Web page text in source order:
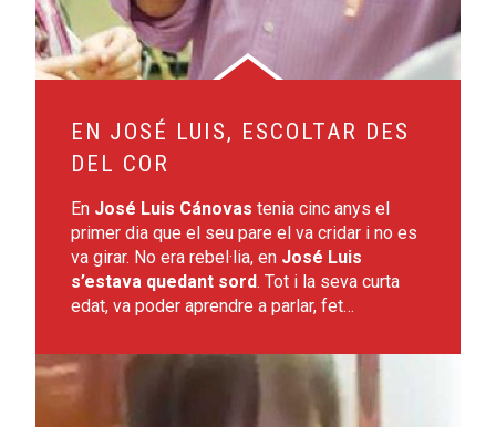
EN JOSÉ LUIS, ESCOLTAR DES
DEL COR
En José Luis Cánovas tenia cinc anys el
primer dia que el seu pare el va cridar i no es
va girar. No era rebel·lia, en José Luis
s’estava quedant sord. Tot i la seva curta
edat, va poder aprendre a parlar, fet…
Leer más sobre La Natalia, les noves tecnologies